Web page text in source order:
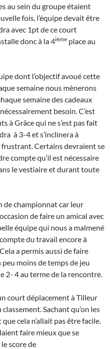
au sein du groupe étaient
fois, l’équipe devait être
avec 1pt de ce court
donc à la 4ième place au
dont l’objectif avoué cette
semaine nous mènerons
semaine des cadeaux
besoin. C’est
à Grâce qui ne s’est pas fait
à 3-4 et s’inclinera à
frustrant. Certains devraient se
compte qu’il est nécessaire
le vestiaire et durant toute
de championnat car leur
de faire un amical avec
équipe qui nous a malmené
du travail encore à
a permis aussi de faire
moins de temps de jeu
2- 4 au terme de la rencontre.
court déplacement à Tilleur
Sachant qu’on les
cela n’allait pas être facile.
faire mieux que se
score de